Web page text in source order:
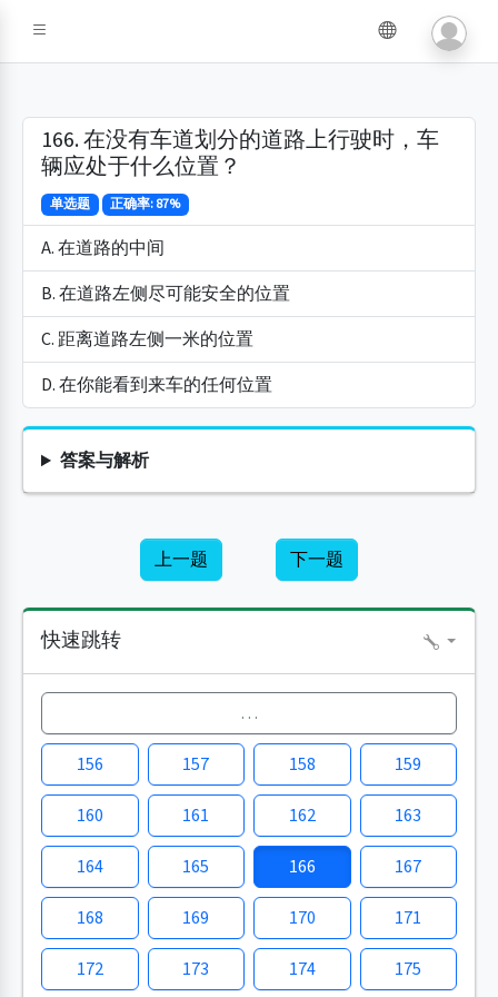
166. 在没有车道划分的道路上行驶时，车
辆应处于什么位置？
单选题 正确率: 87%
A. 在道路的中间
B. 在道路左侧尽可能安全的位置
C. 距离道路左侧一米的位置
D. 在你能看到来车的任何位置
答案与解析
上一题 下一题
快速跳转
…
156 157 158 159
160 161 162 163
164 165 166 167
168 169 170 171
172 173 174 175